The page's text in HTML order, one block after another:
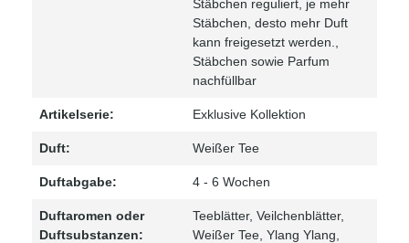
Stäbchen reguliert, je mehr
Stäbchen, desto mehr Duft
kann freigesetzt werden.
Stäbchen sowie Parfum
nachfüllbar
Artikelserie: Exklusive Kollektion
Duft: Weißer Tee
Duftabgabe: 4 - 6 Wochen
Duftaromen oder
Duftsubstanzen:
Teeblätter, Veilchenblätter,
Weißer Tee , Ylang Ylang